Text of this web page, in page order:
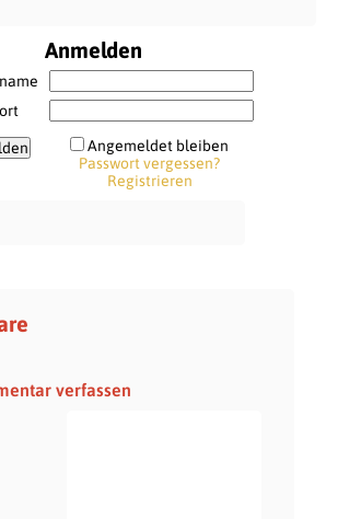
Anmelden
Angemeldet bleiben
Passwort vergessen?
Registrieren
verfassen